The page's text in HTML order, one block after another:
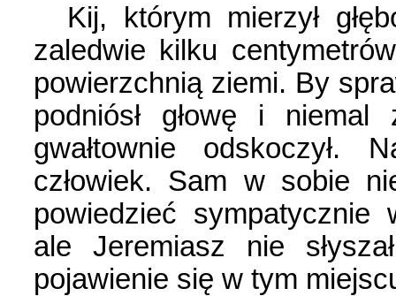
Kij, którym mierzył
zaledwie kilku
powierzchnią ziemi. By
podniósł głowę i niemal
gwałtownie odskoczył.
człowiek. Sam w sobie
powiedzieć sympatycznie
ale Jeremiasz nie
pojawienie się w tym